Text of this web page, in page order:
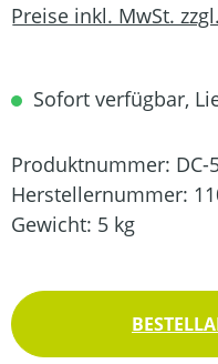
Preise inkl. MwSt.
Sofort verfügbar,
Produktnummer: DC-
Herstellernummer:
Gewicht: 5 kg